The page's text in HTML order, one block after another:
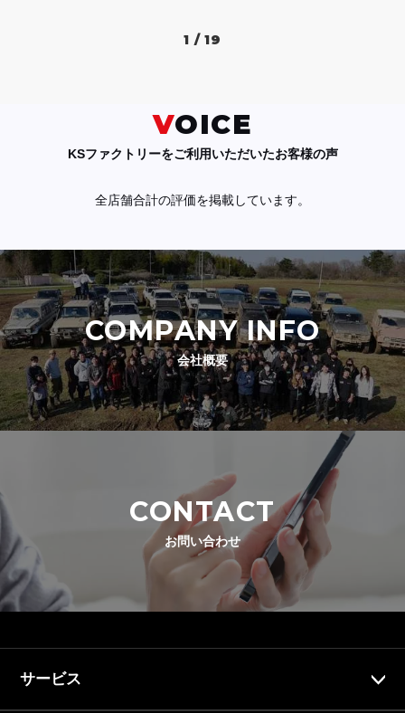
1 / 19
VOICE
KSファクトリーをご利用いただいたお客様の声
全店舗合計の評価を掲載しています。
COMPANY INFO
会社概要
CONTACT
お問い合わせ
サービス